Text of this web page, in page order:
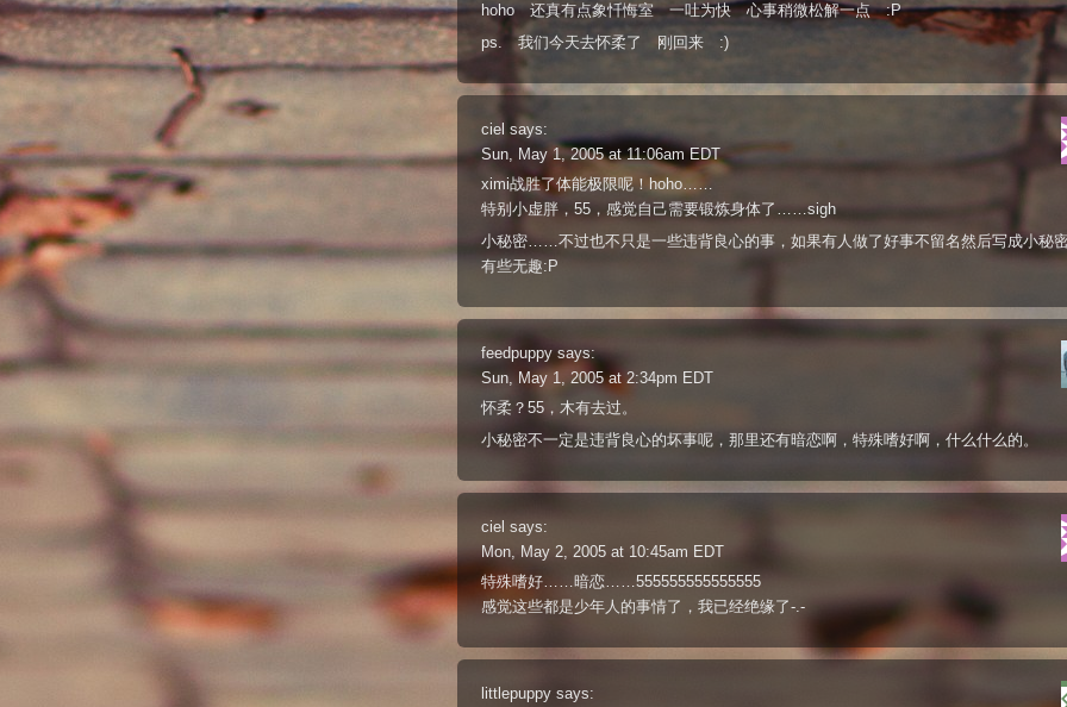
hoho 还真有点象忏悔室 一吐为快 心事稍微松解一点 :P
ps. 我们今天去怀柔了 刚回来 :)
ciel says:
Sun, May 1, 2005 at 11:06am EDT
ximi战胜了体能极限呢！hoho……
特别小虚胖，55，感觉自己需要锻炼身体了……sigh
小秘密……不过也不只是一些违背良心的事，如果有人做了好事不留名然后写成小秘
有些无趣:P
feedpuppy says:
Sun, May 1, 2005 at 2:34pm EDT
怀柔？55，木有去过。
小秘密不一定是违背良心的坏事呢，那里还有暗恋啊，特殊嗜好啊，什么什么的。
ciel says:
Mon, May 2, 2005 at 10:45am EDT
特殊嗜好……暗恋……555555555555555
感觉这些都是少年人的事情了，我已经绝缘了-.-
littlepuppy says: